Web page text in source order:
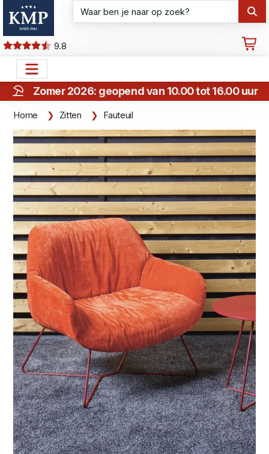
9.8
Zomer 2026: geopend van 10.00 tot 16.00 uur
Home Zitten Fauteuil